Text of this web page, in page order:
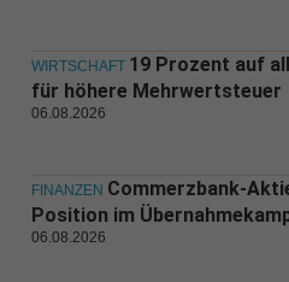
WIRTSCHAFT 19 Prozent auf
für höhere Mehrwertsteuer
06.08.2026
FINANZEN Commerzbank-
Position im
06.08.2026